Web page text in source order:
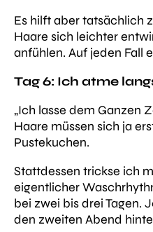
Es hilft aber tatsächlich
Haare sich leichter
anfühlen. Auf jeden Fall
Tag 6: Ich atme
„Ich lasse dem Ganzen
Haare müssen sich ja
Pustekuchen.
Stattdessen trickse ich
eigentlicher
bei zwei bis drei Tagen.
den zweiten Abend